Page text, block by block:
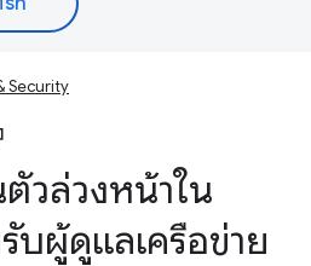
Security
วล่วงหน้าใน
บผู้ดูแลเครือข่าย